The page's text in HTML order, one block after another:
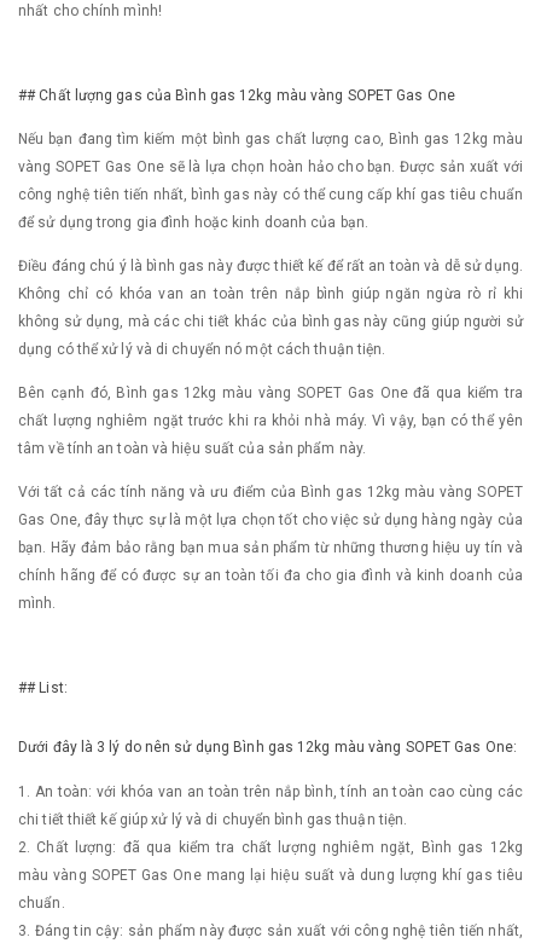
nhất cho chính mình!
## Chất lượng gas của Bình gas 12kg màu vàng SOPET Gas One
Nếu bạn đang tìm kiếm một bình gas chất lượng cao, Bình gas 12kg màu
vàng SOPET Gas One sẽ là lựa chọn hoàn hảo cho bạn. Được sản xuất với
công nghệ tiên tiến nhất, bình gas này có thể cung cấp khí gas tiêu chuẩn
để sử dụng trong gia đình hoặc kinh doanh của bạn.
Điều đáng chú ý là bình gas này được thiết kế để rất an toàn và dễ sử dụng.
Không chỉ có khóa van an toàn trên nắp bình giúp ngăn ngừa rò rỉ khi
không sử dụng, mà các chi tiết khác của bình gas này cũng giúp người sử
dụng có thể xử lý và di chuyển nó một cách thuận tiện.
Bên cạnh đó, Bình gas 12kg màu vàng SOPET Gas One đã qua kiểm tra
chất lượng nghiêm ngặt trước khi ra khỏi nhà máy. Vì vậy, bạn có thể yên
tâm về tính an toàn và hiệu suất của sản phẩm này.
Với tất cả các tính năng và ưu điểm của Bình gas 12kg màu vàng SOPET
Gas One, đây thực sự là một lựa chọn tốt cho việc sử dụng hàng ngày của
bạn. Hãy đảm bảo rằng bạn mua sản phẩm từ những thương hiệu uy tín và
chính hãng để có được sự an toàn tối đa cho gia đình và kinh doanh của
mình.
## List:
Dưới đây là 3 lý do nên sử dụng Bình gas 12kg màu vàng SOPET Gas One:
1. An toàn: với khóa van an toàn trên nắp bình, tính an toàn cao cùng các
chi tiết thiết kế giúp xử lý và di chuyển bình gas thuận tiện.
2. Chất lượng: đã qua kiểm tra chất lượng nghiêm ngặt, Bình gas 12kg
màu vàng SOPET Gas One mang lại hiệu suất và dung lượng khí gas tiêu
chuẩn.
3. Đáng tin cậy: sản phẩm này được sản xuất với công nghệ tiên tiến nhất,